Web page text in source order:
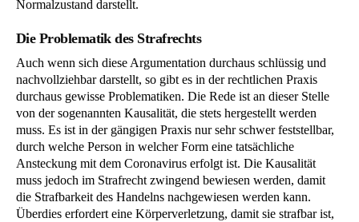
Normalzustand darstellt.
Die Problematik des Strafrechts
Auch wenn sich diese Argumentation durchaus schlüssig und
nachvollziehbar darstellt, so gibt es in der rechtlichen Praxis
durchaus gewisse Problematiken. Die Rede ist an dieser Stelle
von der sogenannten Kausalität, die stets hergestellt werden
muss. Es ist in der gängigen Praxis nur sehr schwer feststellbar,
durch welche Person in welcher Form eine tatsächliche
Ansteckung mit dem Coronavirus erfolgt ist. Die Kausalität
muss jedoch im Strafrecht zwingend bewiesen werden, damit
die Strafbarkeit des Handelns nachgewiesen werden kann.
Überdies erfordert eine Körperverletzung, damit sie strafbar ist,